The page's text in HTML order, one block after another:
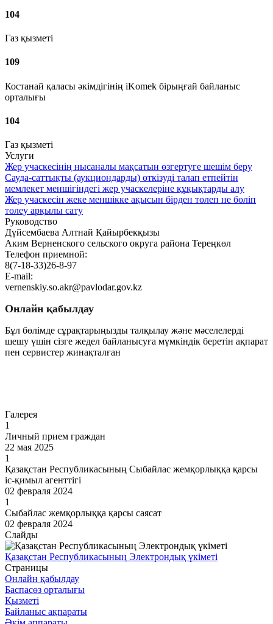
104
Газ қызметі
109
Костанай қаласы әкімдігінің iKomek бірыңғай байланыс
орталығы
104
Газ қызметі
Услуги
Жер учаскесінің нысаналы мақсатын өзгертуге шешім беру
Сауда-саттықты (аукциондарды) өткізуді талап етпейтін
мемлекет меншігіндегі жер учаскелеріне құқықтарды алу
Жер учаскесін жеке меншікке ақысын бірден төлеп не бөліп
төлеу арқылы сату
Руководство
Дүйсембаева Алтнай Қайырбекқызы
Аким Верненского сельского округа района Тереңкөл
Телефон приемной:
8(7-18-33)26-8-97
E-mail:
vernenskiy.so.akr@pavlodar.gov.kz
Онлайн қабылдау
Бұл бөлімде сұрақтарыңызды талқылау және мәселелерді
шешу үшін сізге жедел байланысуға мүмкіндік беретін ақпарат
пен сервистер жинақталған
Галерея
1
Личный прием граждан
22 мая 2025
1
Қазақстан Республикасының Сыбайлас жемқорлыққа қарсы
іс-қимыл агенттігі
02 февраля 2024
1
Сыбайлас жемқорлыққа қарсы саясат
02 февраля 2024
Слайды
Қазақстан Республикасының Электрондық үкіметі
Страницы
Онлайн қабылдау
Баспасөз орталығы
Қызметі
Байланыс ақпараты